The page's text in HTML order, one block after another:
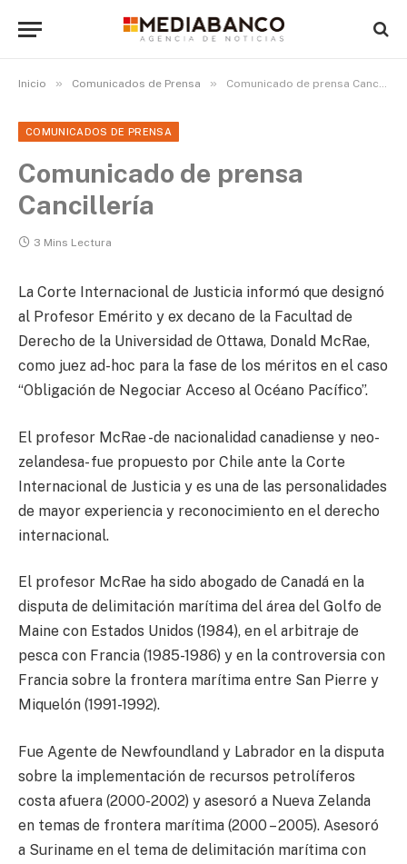
Inicio » Comunicados de Prensa » Comunicado de prensa Cancillería
COMUNICADOS DE PRENSA
Comunicado de prensa
Cancillería
3 Mins Lectura
La Corte Internacional de Justicia informó que designó
al Profesor Emérito y ex decano de la Facultad de
Derecho de la Universidad de Ottawa, Donald McRae,
como juez ad-hoc para la fase de los méritos en el caso
“Obligación de Negociar Acceso al Océano Pacífico”.
El profesor McRae -de nacionalidad canadiense y neo-
zelandesa- fue propuesto por Chile ante la Corte
Internacional de Justicia y es una de las personalidades
de mayor experiencia y reconocimiento en el derecho
internacional.
El profesor McRae ha sido abogado de Canadá en la
disputa de delimitación marítima del área del Golfo de
Maine con Estados Unidos (1984), en el arbitraje de
pesca con Francia (1985-1986) y en la controversia con
Francia sobre la frontera marítima entre San Pierre y
Miquelón (1991-1992).
Fue Agente de Newfoundland y Labrador en la disputa
sobre la implementación de recursos petrolíferos
costa afuera (2000-2002) y asesoró a Nueva Zelanda
en temas de frontera marítima (2000 – 2005). Asesoró
a Suriname en el tema de delimitación marítima con